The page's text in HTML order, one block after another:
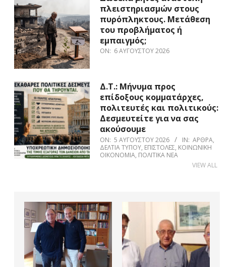
πλειστηριασμών στους
πυρόπληκτους. Μετάθεση
του προβλήματος ή
εμπαιγμός;
ON: 6 ΑΥΓΟΎΣΤΟΥ 2026
Δ.Τ.: Μήνυμα προς
επίδοξους κομματάρχες,
πολιτευτές και πολιτικούς:
Δεσμευτείτε για να σας
ακούσουμε
ON: 5 ΑΥΓΟΎΣΤΟΥ 2026 IN: ΆΡΘΡΑ,
ΔΕΛΤΊΑ ΤΎΠΟΥ, ΕΠΙΣΤΟΛΈΣ, ΚΟΙΝΩΝΙΚΉ
ΟΙΚΟΝΟΜΊΑ, ΠΟΛΙΤΙΚΆ ΝΈΑ
VIEW ALL